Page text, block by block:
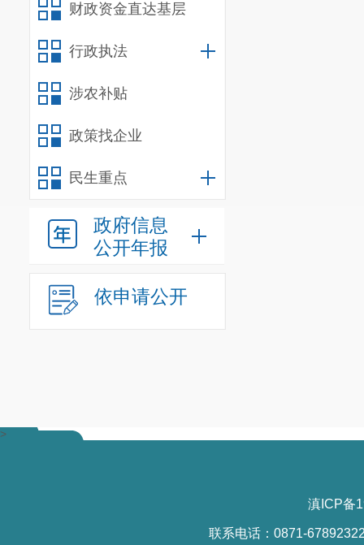
财政资金直达基层
行政执法
涉农补贴
政策找企业
民生重点
政府信息
公开年报
依申请公开
>
滇ICP备
联系电话：0871-